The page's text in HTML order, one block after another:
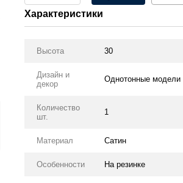
Характеристики
Высота 30
Дизайн и
декор
Однотонные модели
Количество
шт.
1
Материал Сатин
Особенности На резинке